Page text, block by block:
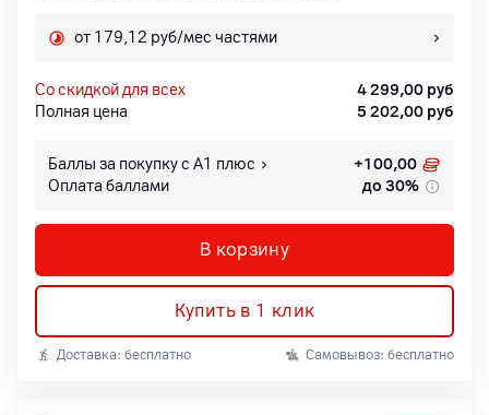
от 179,12 руб/мес частями
со скидкой для всех 4 299,00 руб
Полная цена
5 202,00 руб
Баллы за покупку с А1 плюс +100,00
Оплата баллами
до 30%
В корзину
Купить в 1 клик
Доставка: бесплатно Самовывоз: бесплатно